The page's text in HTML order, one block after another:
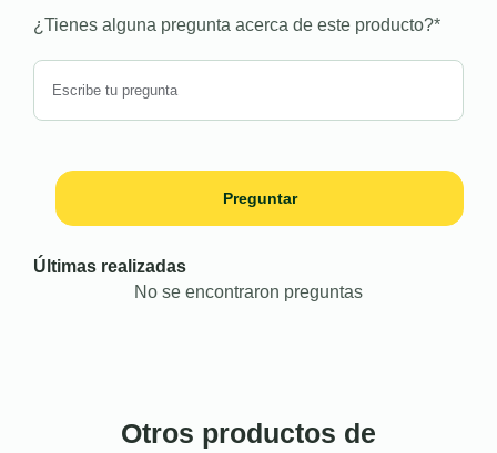
¿Tienes alguna pregunta acerca de este producto?*
Preguntar
Últimas realizadas
No se encontraron preguntas
Otros productos de